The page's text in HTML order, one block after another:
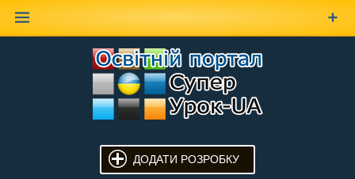
ДОДАТИ РОЗРОБКУ